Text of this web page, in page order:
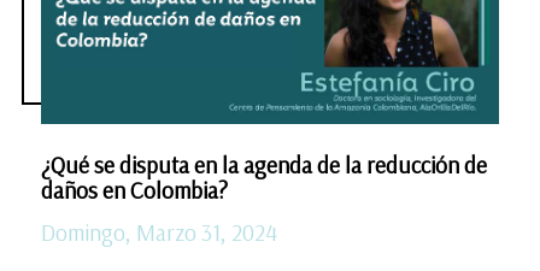
¿Qué se disputa en la agenda de la reducción de
daños en Colombia?
Domingo, Marzo 31, 2024